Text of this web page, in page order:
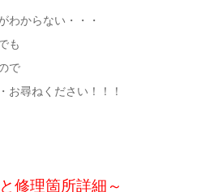
わからない・・・
も
で
お尋ねください！！！
修理箇所詳細～